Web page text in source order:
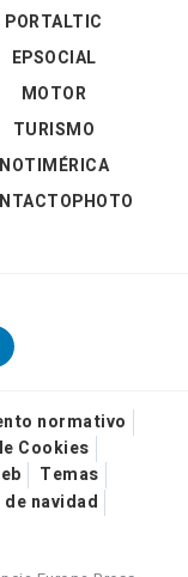
PORTALTIC
EPSOCIAL
MOTOR
TURISMO
NOTIMÉRICA
normativo
Cookies
Temas
navidad